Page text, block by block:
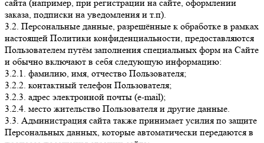
сайта (например, при регистрации на сайте, оформлении
заказа, подписки на уведомления и т.п).
3.2. Персональные данные, разрешённые к обработке в рамках
настоящей Политики конфиденциальности, предоставляются
Пользователем путём заполнения специальных форм на Сайте
и обычно включают в себя следующую информацию:
3.2.1. фамилию, имя, отчество Пользователя;
3.2.2. контактный телефон Пользователя;
3.2.3. адрес электронной почты (e-mail);
3.2.4. место жительство Пользователя и другие данные.
3.3. Администрация сайта также принимает усилия по защите
Персональных данных, которые автоматически передаются в